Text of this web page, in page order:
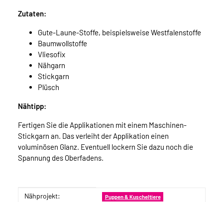
Zutaten:
Gute-Laune-Stoffe, beispielsweise Westfalenstoffe
Baumwollstoffe
Vliesofix
Nähgarn
Stickgarn
Plüsch
Nähtipp:
Fertigen Sie die Applikationen mit einem Maschinen-
Stickgarn an. Das verleiht der Applikation einen
voluminösen Glanz. Eventuell lockern Sie dazu noch die
Spannung des Oberfadens.
Produkteigenschaft
Wert
Nähprojekt: Puppen & Kuscheltiere